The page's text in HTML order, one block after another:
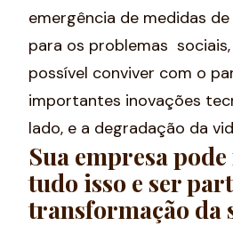
emergência de medidas
para os problemas
possível conviver com o
importantes inovações
lado, e a degradação da
Sua empresa
tudo isso e ser
transformação da